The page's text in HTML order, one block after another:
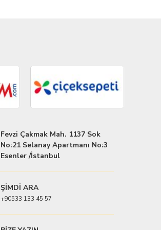
Fevzi Çakmak Mah. 1137 Sok
No:21 Selanay Apartmanı No:3
Esenler /İstanbul
ŞİMDİ ARA
+90533 133 45 57